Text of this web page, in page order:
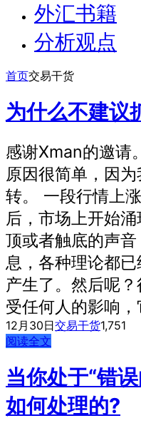
外汇书籍
分析观点
首页交易干货
为什么不建议
感谢Xman的邀请
原因很简单，因
转。 一段行情上
后，市场上开始
顶或者触底的声
息，各种理论都
产生了。然后呢
受任何人的影响，
12月30日交易干货1,751
阅读全文
当你处于“错
如何处理的?